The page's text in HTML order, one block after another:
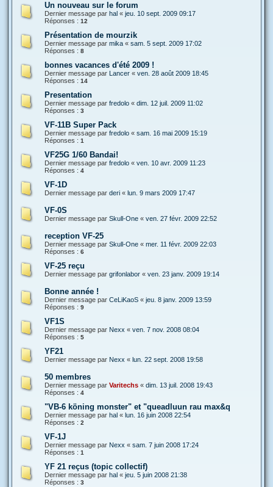
Un nouveau sur le forum
Dernier message par hal « jeu. 10 sept. 2009 09:17
Réponses : 12
Présentation de mourzik
Dernier message par mika « sam. 5 sept. 2009 17:02
Réponses : 8
bonnes vacances d'été 2009 !
Dernier message par Lancer « ven. 28 août 2009 18:45
Réponses : 14
Presentation
Dernier message par fredolo « dim. 12 juil. 2009 11:02
Réponses : 3
VF-11B Super Pack
Dernier message par fredolo « sam. 16 mai 2009 15:19
Réponses : 1
VF25G 1/60 Bandai!
Dernier message par fredolo « ven. 10 avr. 2009 11:23
Réponses : 4
VF-1D
Dernier message par deri « lun. 9 mars 2009 17:47
VF-0S
Dernier message par Skull-One « ven. 27 févr. 2009 22:52
reception VF-25
Dernier message par Skull-One « mer. 11 févr. 2009 22:03
Réponses : 6
VF-25 reçu
Dernier message par grifonlabor « ven. 23 janv. 2009 19:14
Bonne année !
Dernier message par CeLiKaoS « jeu. 8 janv. 2009 13:59
Réponses : 9
VF1S
Dernier message par Nexx « ven. 7 nov. 2008 08:04
Réponses : 5
YF21
Dernier message par Nexx « lun. 22 sept. 2008 19:58
50 membres
Dernier message par Varitechs « dim. 13 juil. 2008 19:43
Réponses : 4
"VB-6 köning monster" et "queadluun rau max&q
Dernier message par hal « lun. 16 juin 2008 22:54
Réponses : 2
VF-1J
Dernier message par Nexx « sam. 7 juin 2008 17:24
Réponses : 1
YF 21 reçus (topic collectif)
Dernier message par hal « jeu. 5 juin 2008 21:38
Réponses : 3